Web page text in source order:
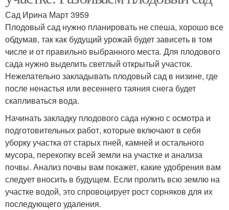
Сад Ирина Март 3959
Плодовый сад нужно планировать не спеша, хорошо все
обдумав, так как будущий урожай будет зависеть в том
числе и от правильно выбранного места. Для плодового
сада нужно выделить светлый открытый участок.
Нежелательно закладывать плодовый сад в низине, где
после ненастья или весеннего таяния снега будет
скапливаться вода.
Начинать закладку плодового сада нужно с осмотра и
подготовительных работ, которые включают в себя
уборку участка от старых пней, камней и остального
мусора, перекопку всей земли на участке и анализа
почвы. Анализ почвы вам покажет, какие удобрения вам
следует вносить в будущем. Если пролить всю землю на
участке водой, это спровоцирует рост сорняков для их
последующего удаления.